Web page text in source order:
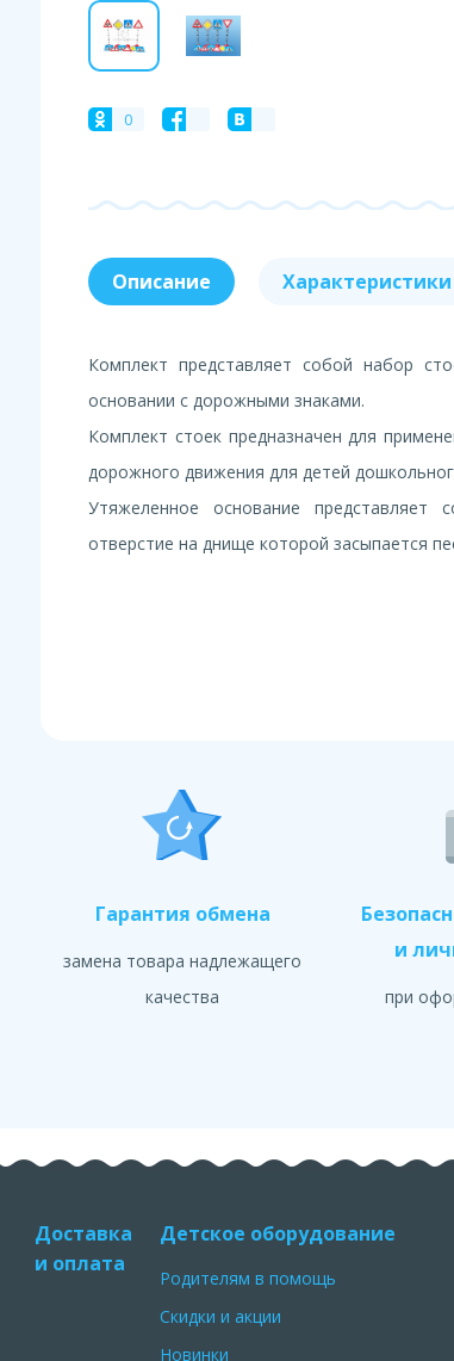
0
Описание Характеристики
Комплект представляет собой набор
основании с дорожными знаками.
Комплект стоек предназначен для
дорожного движения для детей
Утяжеленное основание
отверстие на днище которой засыпается
Гарантия обмена
замена товара надлежащего
качества
и
при
Доставка
и оплата
Детское оборудование
Родителям в помощь
Скидки и акции
Новинки